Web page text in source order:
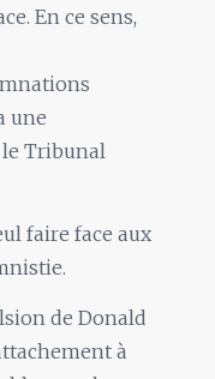
En ce sens,
une
le Tribunal
faire face aux
de Donald
à